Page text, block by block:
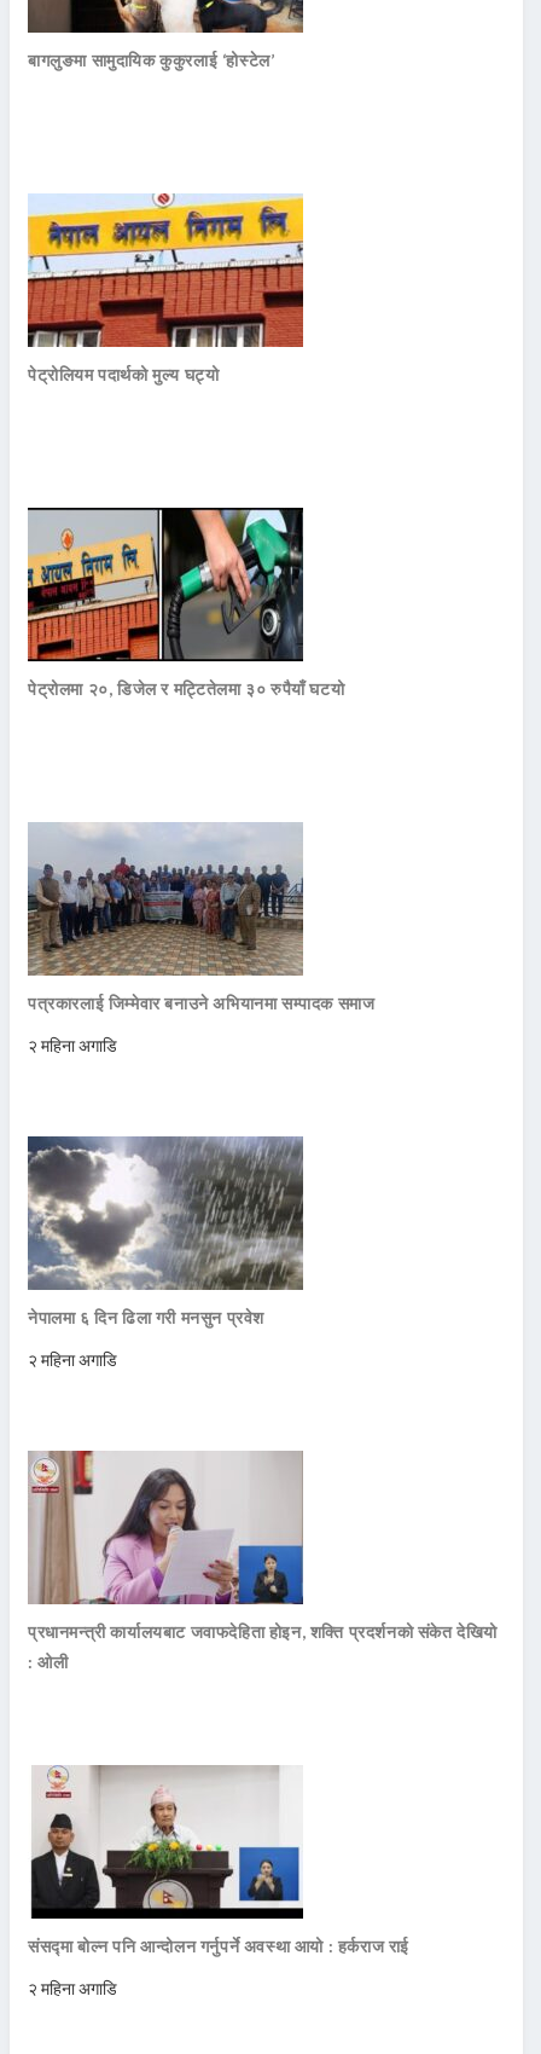
बागलुङमा सामुदायिक कुकुरलाई ‘होस्टेल’
पेट्रोलियम पदार्थको मुल्य घट्यो
पेट्रोलमा २०, डिजेल र मट्टितेलमा ३० रुपैयाँ घटयो
पत्रकारलाई जिम्मेवार बनाउने अभियानमा सम्पादक समाज
२ महिना अगाडि
नेपालमा ६ दिन ढिला गरी मनसुन प्रवेश
२ महिना अगाडि
प्रधानमन्त्री कार्यालयबाट जवाफदेहिता होइन, शक्ति प्रदर्शनको संकेत देखियो
: ओली
संसद्मा बोल्न पनि आन्दोलन गर्नुपर्ने अवस्था आयो : हर्कराज राई
२ महिना अगाडि